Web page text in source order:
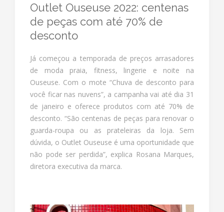
Outlet Ouseuse 2022: centenas
de peças com até 70% de
desconto
Já começou a temporada de preços arrasadores
de moda praia, fitness, lingerie e noite na
Ouseuse. Com o mote “Chuva de desconto para
você ficar nas nuvens”, a campanha vai até dia 31
de janeiro e oferece produtos com até 70% de
desconto. “São centenas de peças para renovar o
guarda-roupa ou as prateleiras da loja. Sem
dúvida, o Outlet Ouseuse é uma oportunidade que
não pode ser perdida”, explica Rosana Marques,
diretora executiva da marca.